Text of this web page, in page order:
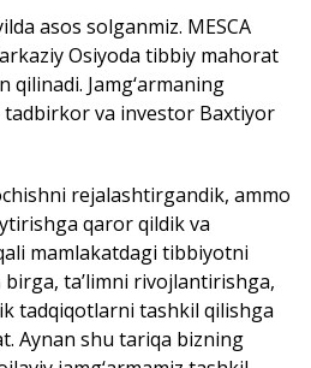
asos solganmiz. MESCA
Osiyoda tibbiy mahorat
qilinadi. Jamg‘armaning
tadbirkor va investor Baxtiyor
rejalashtirgandik, ammo
qaror qildik va
mamlakatdagi tibbiyotni
birga, ta’limni rivojlantirishga,
tadqiqotlarni tashkil qilishga
Aynan shu tariqa bizning